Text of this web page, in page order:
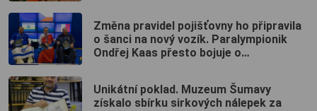
Změna pravidel pojišťovny ho připravila
o šanci na nový vozík. Paralympionik
Ondřej Kaas přesto bojuje o
Unikátní poklad. Muzeum Šumavy
získalo sbírku sirkových nálepek za